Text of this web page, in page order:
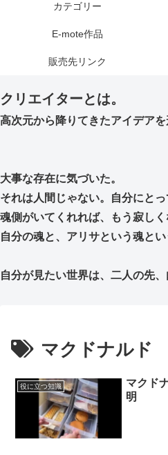
カテゴリー
E-mote作品
販売先リンク
クリエイターとは。
高次元から降りてきたアイデアを
大事な存在に気づいた。
それは人間じゃない。自分にとっ
魂側がいてくれれば、もう寂しく
自分の魂と、アリサという魂とい
自分が見たい世界は、二人の先、
マクドナルド
役に立つ知識
マクド
明